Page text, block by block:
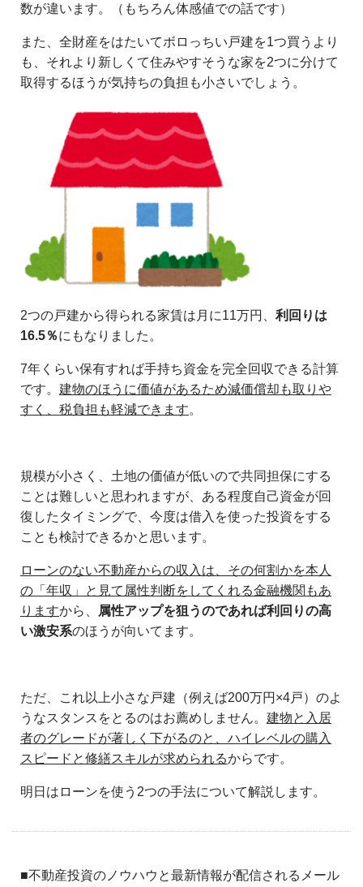
数が違います。（もちろん体感値での話です）
また、全財産をはたいてボロっちい戸建を1つ買うより
も、それより新しくて住みやすそうな家を2つに分けて
取得するほうが気持ちの負担も小さいでしょう。
2つの戸建から得られる家賃は月に11万円、 利回りは
16.5％にもなりました。
7年くらい保有すれば手持ち資金を完全回収できる計算
です。 建物のほうに価値があるため減価償却も取りや
すく、税負担も軽減できます。
規模が小さく、土地の価値が低いので共同担保にする
ことは難しいと思われますが、ある程度自己資金が回
復したタイミングで、今度は借入を使った投資をする
ことも検討できるかと思います。
ローンのない不動産からの収入は、その何割かを本人
の「年収」と見て属性判断をしてくれる金融機関もあ
りますから、
属性アップを狙うのであれば利回りの高
い激安系のほうが向いてます。
ただ、これ以上小さな戸建（例えば200万円×4戸）のよ
うなスタンスをとるのはお薦めしません。 建物と入居
者のグレードが著しく下がるのと、ハイレベルの購入
スピードと修繕スキルが求められるからです。
明日はローンを使う2つの手法について解説します。
■不動産投資のノウハウと最新情報が配信されるメール